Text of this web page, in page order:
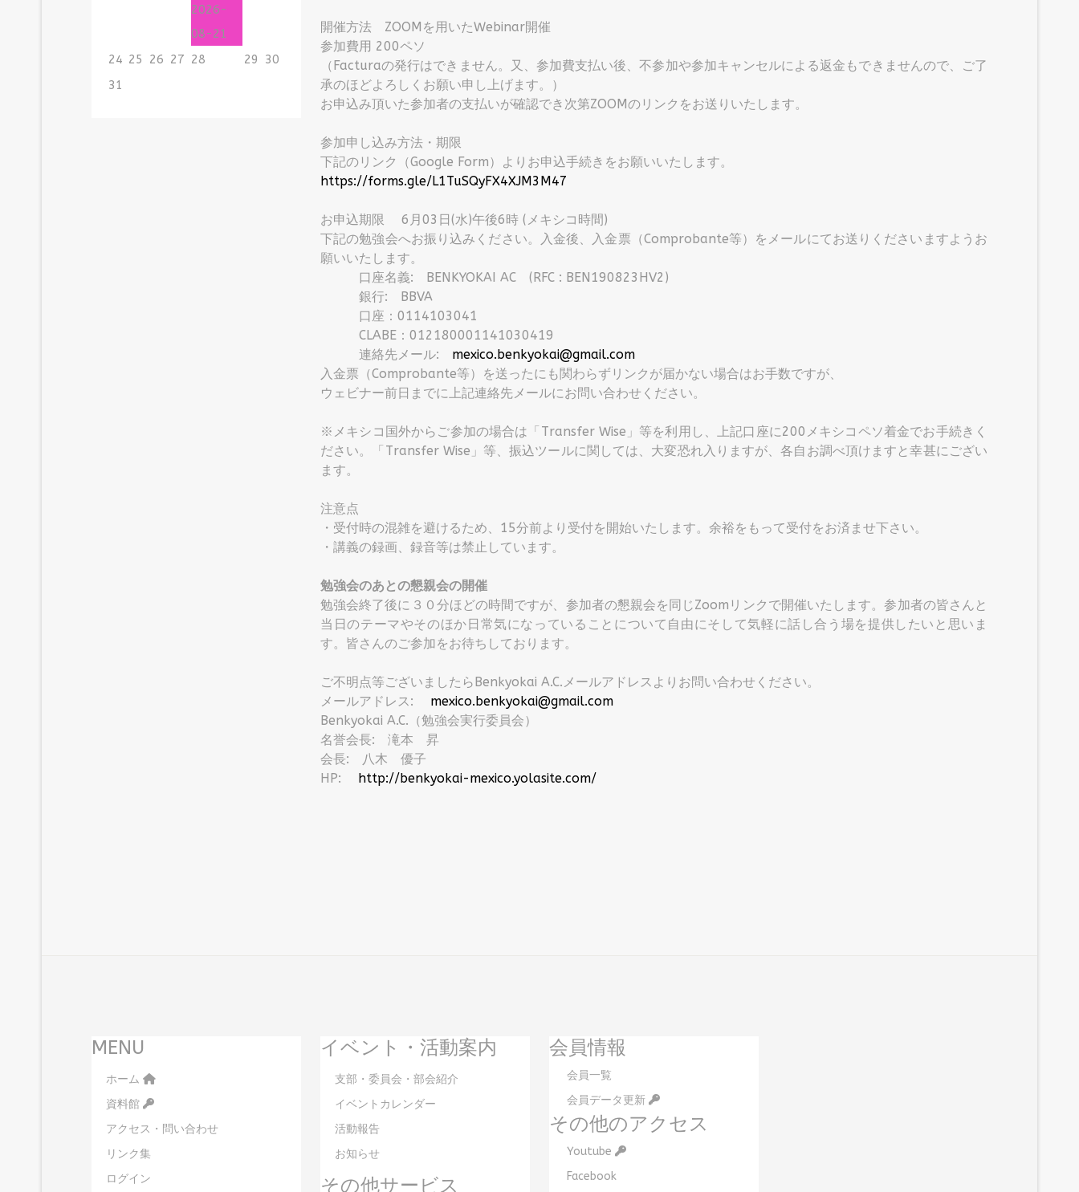
2026-
08-21
24 25 26 27 28 29
30
31
開催方法 ZOOMを用いたWebinar開催
参加費用 200ペソ
（Facturaの発行はできません。又、参加費支払い後、不参加や参加キャンセルによる返金もできませんので、ご了
承のほどよろしくお願い申し上げます。）
お申込み頂いた参加者の支払いが確認でき次第ZOOMのリンクをお送りいたします。
参加申し込み方法・期限
下記のリンク（Google Form）よりお申込手続きをお願いいたします。
https://forms.gle/L1TuSQyFX4XJM3M47
お申込期限 6月03日(水)午後6時 (メキシコ時間)
下記の勉強会へお振り込みください。入金後、入金票（Comprobante等）をメールにてお送りくださいますようお
願いいたします。
口座名義: BENKYOKAI AC (RFC : BEN190823HV2)
銀行: BBVA
口座：0114103041
CLABE：012180001141030419
連絡先メール: mexico.benkyokai@gmail.com
入金票（Comprobante等）を送ったにも関わらずリンクが届かない場合はお手数ですが、
ウェビナー前日までに上記連絡先メールにお問い合わせください。
※メキシコ国外からご参加の場合は「Transfer Wise」等を利用し、上記口座に200メキシコペソ着金でお手続きく
ださい。「Transfer Wise」等、振込ツールに関しては、大変恐れ入りますが、各自お調べ頂けますと幸甚にござい
ます。
注意点
・受付時の混雑を避けるため、15分前より受付を開始いたします。余裕をもって受付をお済ませ下さい。
・講義の録画、録音等は禁止しています。
勉強会のあとの懇親会の開催
勉強会終了後に３０分ほどの時間ですが、参加者の懇親会を同じZoomリンクで開催いたします。参加者の皆さんと
当日のテーマやそのほか日常気になっていることについて自由にそして気軽に話し合う場を提供したいと思いま
す。皆さんのご参加をお待ちしております。
ご不明点等ございましたらBenkyokai A.C.メールアドレスよりお問い合わせください。
メールアドレス: mexico.benkyokai@gmail.com
Benkyokai A.C.（勉強会実行委員会）
名誉会長: 滝本 昇
会長: 八木 優子
HP: http://benkyokai-mexico.yolasite.com/
MENU
ホーム
資料館
アクセス・問い合わせ
リンク集
ログイン
イベント・活動案内
支部・委員会・部会紹介
イベントカレンダー
活動報告
お知らせ
その他サービス
会員情報
会員一覧
会員データ更新
その他のアクセス
Youtube
Facebook